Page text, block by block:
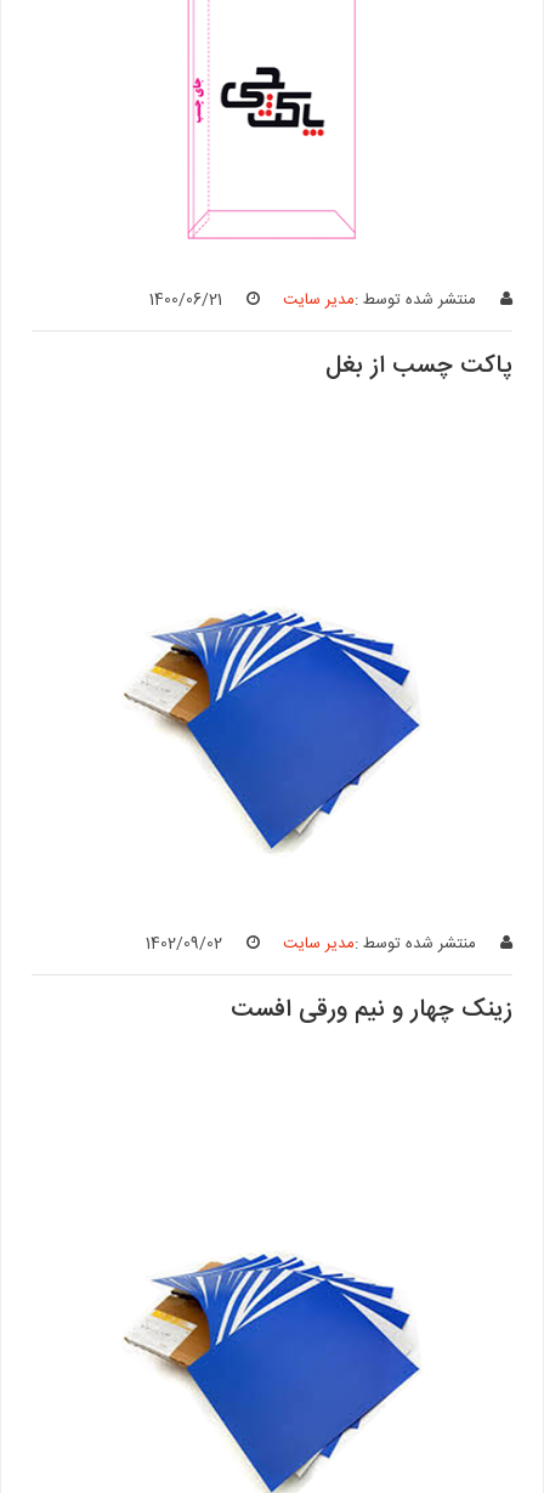
منتشر شده توسط :مدیر سایت 1400/06/21
پاکت چسب از بغل
منتشر شده توسط :مدیر سایت 1402/09/02
زینک چهار و نیم ورقی افست